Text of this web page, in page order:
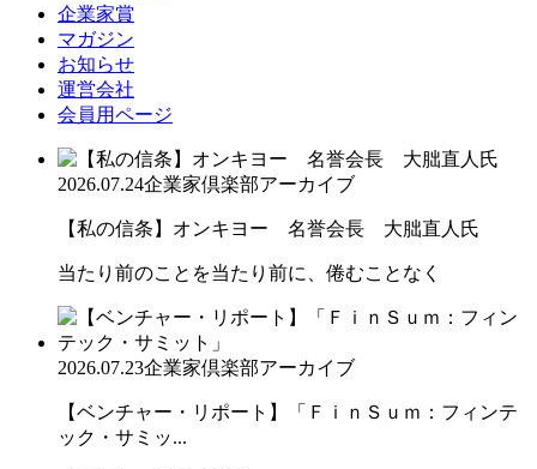
企業家賞
マガジン
お知らせ
運営会社
会員用ページ
2026.07.24企業家倶楽部アーカイブ
【私の信条】オンキヨー 名誉会長 大朏直人氏
当たり前のことを当たり前に、倦むことなく
2026.07.23企業家倶楽部アーカイブ
【ベンチャー・リポート】「ＦｉｎＳｕｍ：フィンテ
ック・サミッ...